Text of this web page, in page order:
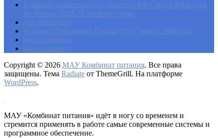
Брифинг Министра просвещения РФ Сергея Кравцова
по итогам 2024/25 учебного года
(без названия)
Выборы Президента России 15-17 марта 2024 года
(без названия)
(без названия)
Copyright © 2026 МАУ Комбинат питания. Все права
защищены. Тема Radiate от ThemeGrill. На платформе
WordPress.
МАУ «Комбинат питания» идёт в ногу со временем и
стремится применять в работе самые современные системы и
программное обеспечение.